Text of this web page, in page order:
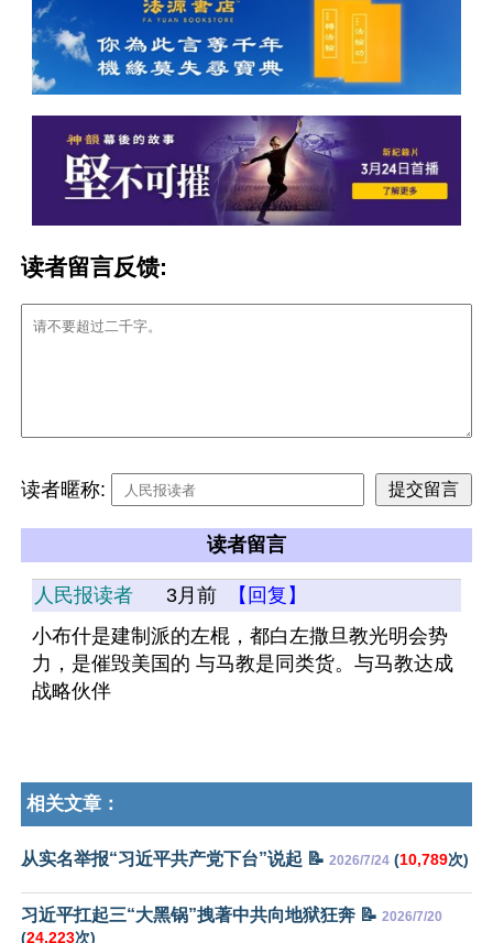
读者留言反馈:
读者暱称:
读者留言
人民报读者 3月前
【回复】
小布什是建制派的左棍，都白左撒旦教光明会势
力，是催毁美国的 与马教是同类货。与马教达成
战略伙伴
相关文章：
从实名举报“习近平共产党下台”说起 📝 2026/7/24 (10,789次)
习近平扛起三“大黑锅”拽著中共向地狱狂奔 📝 2026/7/20
(24,223次)